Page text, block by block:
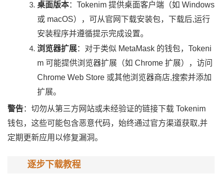
桌面版本：Tokenim 提供桌面客户端（如 Windows
或 macOS），可从官网下载安装包，下载后,运行
安装程序并遵循提示完成设置。
浏览器扩展：对于类似 MetaMask 的钱包，Tokeni
m 可能提供浏览器扩展（如 Chrome 扩展），访问
Chrome Web Store 或其他浏览器商店,搜索并添加
扩展。
警告：切勿从第三方网站或未经验证的链接下载 Tokenim
钱包，这些可能包含恶意代码，始终通过官方渠道获取,并
定期更新应用以修复漏洞。
逐步下载教程